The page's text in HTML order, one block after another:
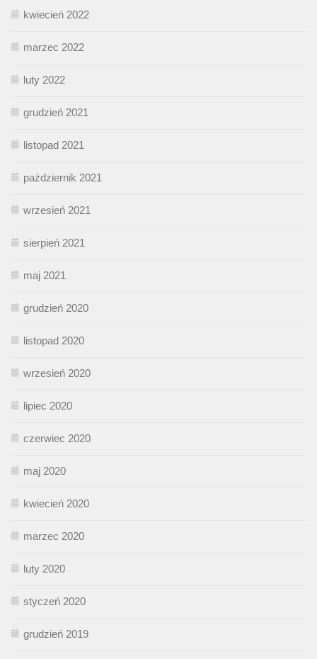
kwiecień 2022
marzec 2022
luty 2022
grudzień 2021
listopad 2021
październik 2021
wrzesień 2021
sierpień 2021
maj 2021
grudzień 2020
listopad 2020
wrzesień 2020
lipiec 2020
czerwiec 2020
maj 2020
kwiecień 2020
marzec 2020
luty 2020
styczeń 2020
grudzień 2019